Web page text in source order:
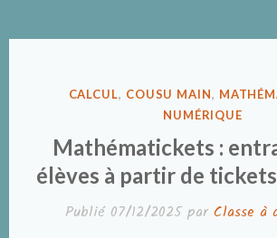
PUBLIÉ
CALCUL, COUSU MAIN,
NUMÉRIQUE
Mathématickets :
élèves à partir de
Publié 07/12/2025par Classe à